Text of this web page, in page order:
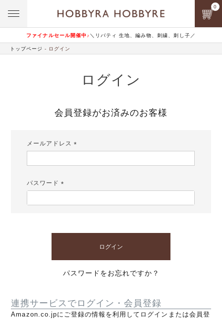
ファイナルセール開催中♪ ＼リバティ 生地、編み物、刺繍、刺し子／
0
トップページ ログイン
ログイン
会員登録がお済みのお客様
メールアドレス
パスワード
ログイン
パスワードをお忘れですか？
連携サービスでログイン・会員登録
Amazon.co.jpにご登録の情報を利用してログインまたは会員登